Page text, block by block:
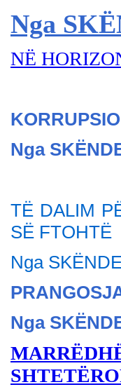
Nga
NË
Nga
TË DALIM
SË FTOHTË
Nga
Nga